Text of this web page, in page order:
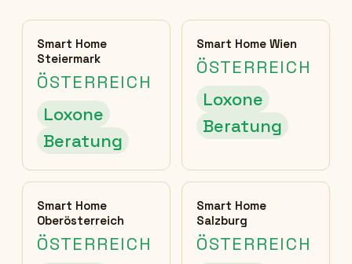
Smart Home
Steiermark
ÖSTERREICH
Loxone
Beratung
Smart Home Wien
ÖSTERREICH
Loxone
Beratung
Smart Home
Oberösterreich
ÖSTERREICH
Smart Home
Salzburg
ÖSTERREICH